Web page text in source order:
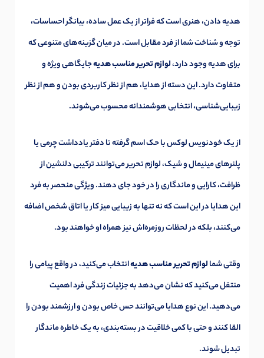
هدیه دادن، هنری است که فراتر از یک عمل ساده، بیانگر احساسات،
توجه و شناخت شما از فرد مقابل است. در میان گزینه‌های متنوعی که
برای هدیه وجود دارد،لوازم تحریر مناسب هدیهجایگاهی ویژه و
متفاوت دارد. این دسته از هدایا، هم از نظر کاربردی بودن و هم از نظر
زیبایی‌شناسی، انتخابی هوشمندانه محسوب می‌شوند.
از یک خودنویس لوکس با حک اسم گرفته تا دفتر یادداشت چرمی یا
پلنرهای مینیمال و شیک، لوازم تحریر می‌توانند ترکیبی دلنشین از
ظرافت، کارایی و ماندگاری را در خود جای دهند. ویژگی منحصر به فرد
این هدایا در این است که نه تنها به زیبایی میز کار یا اتاق شخص اضافه
می‌کنند، بلکه در لحظات روزمره‌اش نیز همراه او خواهند بود.
وقتی شمالوازم تحریر مناسب هدیهانتخاب می‌کنید، در واقع پیامی را
منتقل می‌کنید که نشان می‌دهد به جزئیات زندگی فرد اهمیت
می‌دهید. این نوع هدایا می‌توانند حس خاص بودن و ارزشمند بودن را
القا کنند و حتی با کمی خلاقیت در بسته‌بندی، به یک خاطره ماندگار
تبدیل شوند.